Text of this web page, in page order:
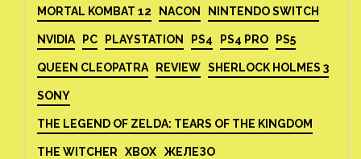
MORTAL KOMBAT 12 NACON NINTENDO SWITCH
NVIDIA PC PLAYSTATION PS4 PS4 PRO PS5
QUEEN CLEOPATRA REVIEW SHERLOCK HOLMES 3
SONY
THE LEGEND OF ZELDA: TEARS OF THE KINGDOM
THE WITCHER XBOX ЖЕЛЕЗО